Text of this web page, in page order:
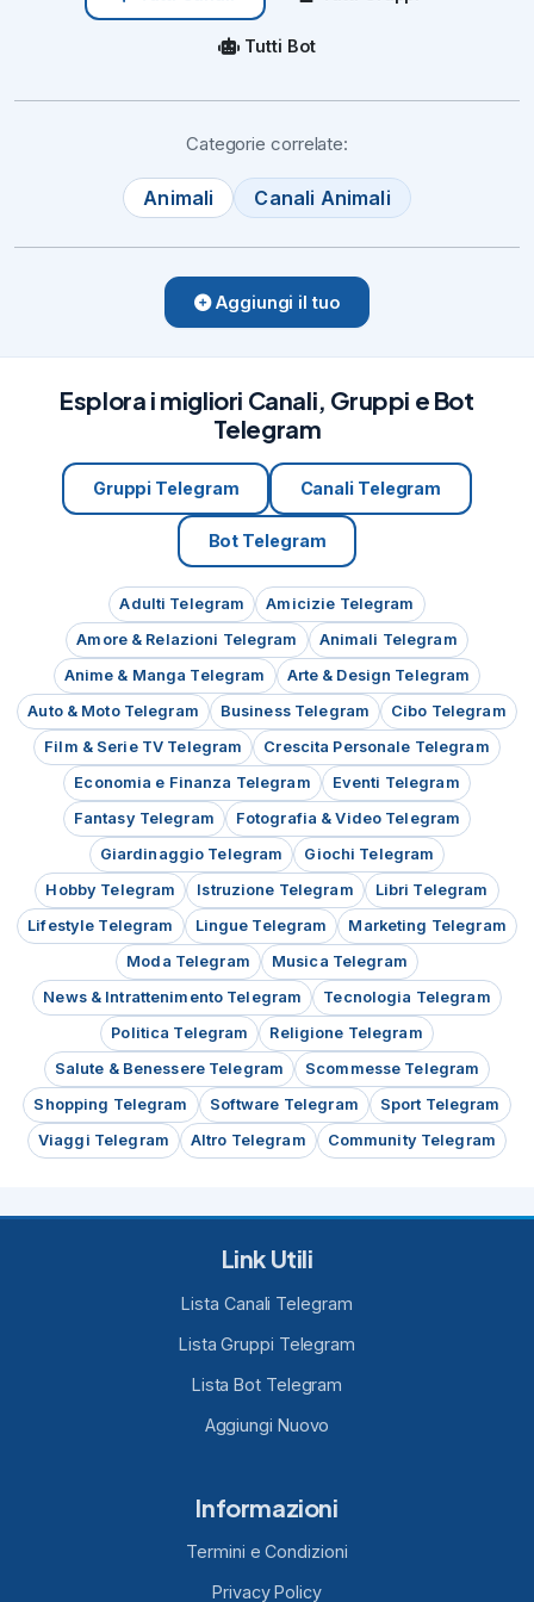
Per fare richiesta di
adesione al progetto
09/02/24
~ 2025 ~
Regno Animale
, un felicissimo
Anno Nuovo!!
🍾
~ Nyx
🐾
708
Tutti Bot
Categorie correlate:
Animali Canali Animali
Aggiungi il tuo
Esplora i migliori Canali, Gruppi e Bot
Telegram
Gruppi Telegram Canali Telegram
Bot Telegram
Adulti Telegram
Amicizie Telegram
Amore & Relazioni Telegram
Animali Telegram
Anime & Manga Telegram
Arte & Design Telegram
Auto & Moto Telegram
Business Telegram
Cibo Telegram
Film & Serie TV Telegram
Crescita Personale Telegram
Economia e Finanza Telegram
Eventi Telegram
Fantasy Telegram
Fotografia & Video Telegram
Giardinaggio Telegram
Giochi Telegram
Hobby Telegram
Istruzione Telegram
Libri Telegram
Lifestyle Telegram
Lingue Telegram
Marketing Telegram
Moda Telegram
Musica Telegram
News & Intrattenimento Telegram
Tecnologia Telegram
Politica Telegram
Religione Telegram
Salute & Benessere Telegram
Scommesse Telegram
Shopping Telegram
Software Telegram
Sport Telegram
Viaggi Telegram
Altro Telegram Community Telegram
Link Utili
Lista Canali Telegram
Lista Gruppi Telegram
Lista Bot Telegram
Aggiungi Nuovo
Informazioni
Termini e Condizioni
Privacy Policy